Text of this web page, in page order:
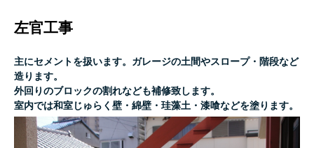
左官工事
主にセメントを扱います。ガレージの土間やスロープ・階段など
造ります。
外回りのブロックの割れなども補修致します。
室内では和室じゅらく壁・綿壁・珪藻土・漆喰などを塗ります。